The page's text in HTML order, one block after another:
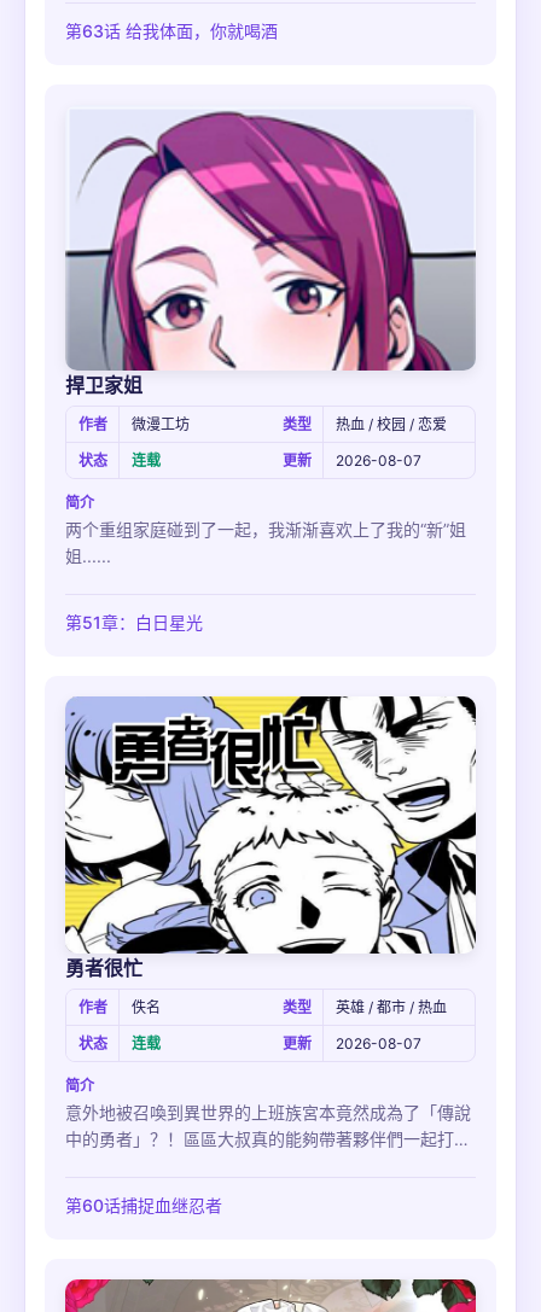
第63话 给我体面，你就喝酒
捍卫家姐
作者 微漫工坊 类型
热血 / 校园 / 恋爱
状态
连载 更新 2026-08-07
简介
两个重组家庭碰到了一起，我渐渐喜欢上了我的“新”姐
姐......
第51章：白日星光
勇者很忙
作者 佚名 类型
英雄 / 都市 / 热血
状态
连载 更新 2026-08-07
简介
意外地被召喚到異世界的上班族宮本竟然成為了「傳說
中的勇者」？！區區大叔真的能夠帶著夥伴們一起打敗
第60话捕捉血继忍者